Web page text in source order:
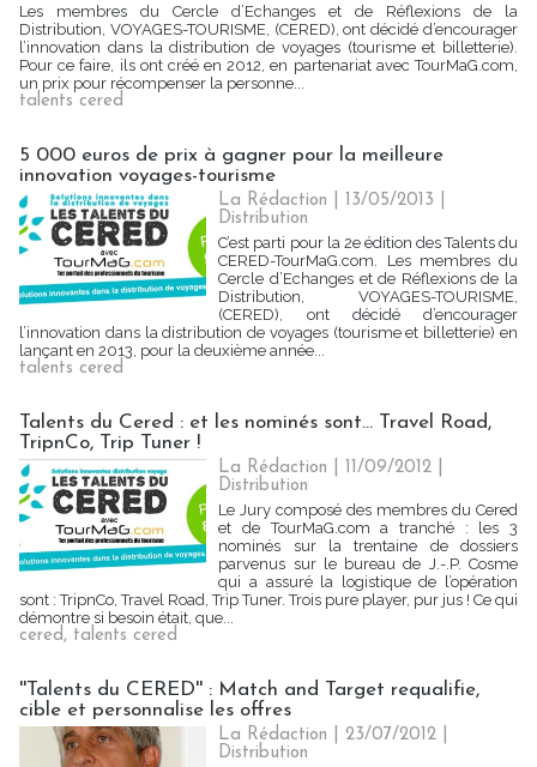
Les membres du Cercle d’Echanges et de Réflexions de la
Distribution, VOYAGES-TOURISME, (CERED), ont décidé d’encourager
l’innovation dans la distribution de voyages (tourisme et billetterie).
Pour ce faire, ils ont créé en 2012, en partenariat avec TourMaG.com,
un prix pour récompenser la personne...
talents cered
5 000 euros de prix à gagner pour la meilleure
innovation voyages-tourisme
La Rédaction | 13/05/2013
Distribution
C’est parti pour la 2e édition des Talents du
CERED-TourMaG.com. Les membres du
Cercle d’Echanges et de Réflexions de la
Distribution, VOYAGES-TOURISME,
(CERED), ont décidé d’encourager
l’innovation dans la distribution de voyages (tourisme et billetterie) en
lançant en 2013, pour la deuxième année...
talents cered
Talents du Cered : et les nominés sont... Travel Road,
TripnCo, Trip Tuner !
La Rédaction | 11/09/2012
Distribution
Le Jury composé des membres du Cered
et de TourMaG.com a tranché : les 3
nominés sur la trentaine de dossiers
parvenus sur le bureau de J.-.P. Cosme
qui a assuré la logistique de l’opération
sont : TripnCo, Travel Road, Trip Tuner. Trois pure player, pur jus ! Ce qui
démontre si besoin était, que...
cered, talents cered
''Talents du CERED'' : Match and Target requalifie,
cible et personnalise les offres
La Rédaction | 23/07/2012
Distribution